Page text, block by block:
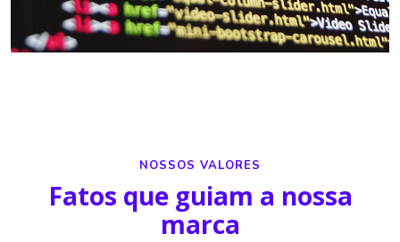
NOSSOS VALORES
Fatos que guiam a nossa
marca